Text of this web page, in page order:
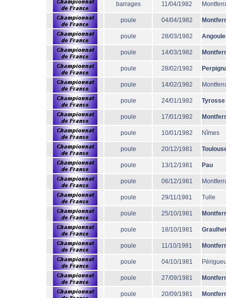
barrages 11/04/1982
poule 04/04/1982
poule 28/03/1982
poule 14/03/1982
poule 28/02/1982
poule 14/02/1982
poule 24/01/1982 Tyrosse
poule 17/01/1982
poule 10/01/1982 Nîmes
poule 20/12/1981
poule 13/12/1981 Pau
poule 06/12/1981
poule 29/11/1981 Tulle
poule 25/10/1981
poule 18/10/1981 Graulhet
poule 11/10/1981
poule 04/10/1981
poule 27/09/1981
poule 20/09/1981